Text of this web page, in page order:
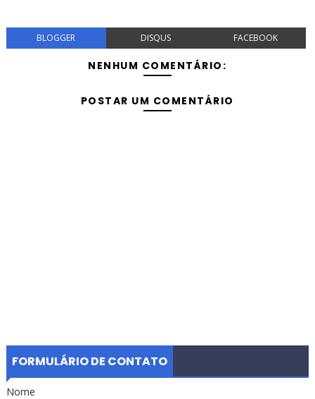
BLOGGER DISQUS FACEBOOK
NENHUM COMENTÁRIO:
POSTAR UM COMENTÁRIO
FORMULÁRIO DE CONTATO
Nome